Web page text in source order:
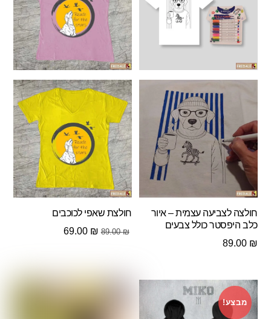
חולצה לצביעה עצמית – איור
כלב היפסטר כולל צבעים
89.00 ₪
חולצת שאפי לכוכבים
89.00₪
המחיר
89.00 ₪.
69.00 ₪
המחיר
69.00 ₪.
מבצע!